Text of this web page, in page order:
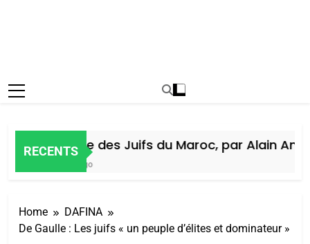
RECENTS
Histoire des Juifs du Maroc, par Alain Amiel
Home
DAFINA
De Gaulle : Les juifs « un peuple d’élites et dominateur »